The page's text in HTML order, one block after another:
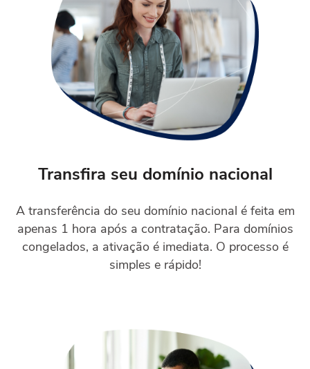
Transfira seu domínio nacional
A transferência do seu domínio nacional é feita em
apenas 1 hora após a contratação. Para domínios
congelados, a ativação é imediata. O processo é
simples e rápido!